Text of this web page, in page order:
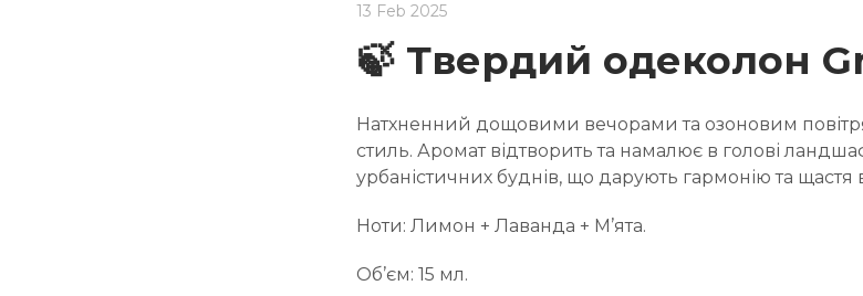
13 Feb 2025
🍃 Твердий одеколон
Натхненний дощовими вечорами та озоновим
стиль. Аромат відтворить та намалює в голові
урбаністичних буднів, що дарують гармонію та щастя
Ноти: Лимон + Лаванда + М’ята.
Об’єм: 15 мл.